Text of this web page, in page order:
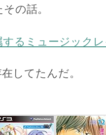
の話。
るミュージック
してたんだ。